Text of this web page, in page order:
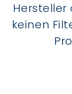
Hersteller
keinen